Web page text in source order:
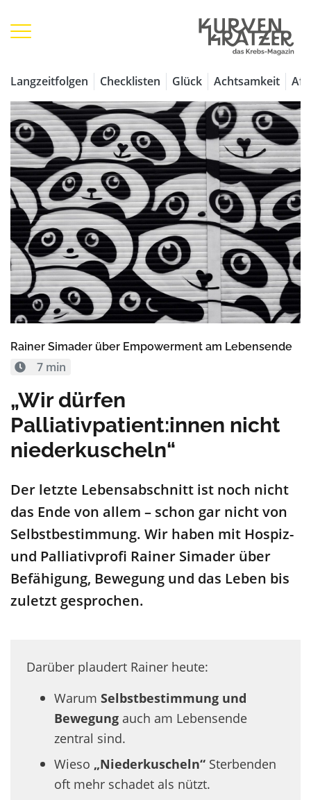
Langzeitfolgen Checklisten Glück Achtsamkeit
Rainer Simader über Empowerment am Lebensende
7 min
„Wir dürfen
Palliativpatient:innen nicht
niederkuscheln“
Der letzte Lebensabschnitt ist noch nicht
das Ende von allem – schon gar nicht von
Selbstbestimmung. Wir haben mit Hospiz-
und Palliativprofi Rainer Simader über
Befähigung, Bewegung und das Leben bis
zuletzt gesprochen.
Darüber plaudert Rainer heute:
Warum Selbstbestimmung und
Bewegung auch am Lebensende
zentral sind.
Wieso „Niederkuscheln“ Sterbenden
oft mehr schadet als nützt.